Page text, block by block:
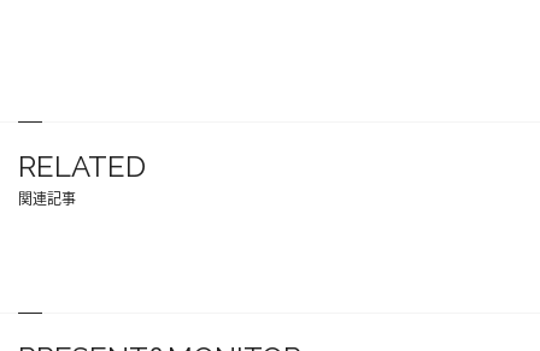
RELATED
関連記事